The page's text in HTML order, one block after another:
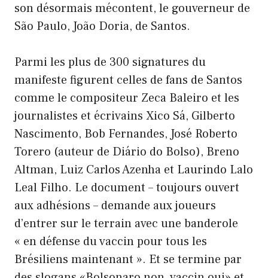
son désormais mécontent, le gouverneur de
São Paulo, João Doria, de Santos.
Parmi les plus de 300 signatures du
manifeste figurent celles de fans de Santos
comme le compositeur Zeca Baleiro et les
journalistes et écrivains Xico Sá, Gilberto
Nascimento, Bob Fernandes, José Roberto
Torero (auteur de Diário do Bolso), Breno
Altman, Luiz Carlos Azenha et Laurindo Lalo
Leal Filho. Le document – toujours ouvert
aux adhésions – demande aux joueurs
d’entrer sur le terrain avec une banderole
« en défense du vaccin pour tous les
Brésiliens maintenant ». Et se termine par